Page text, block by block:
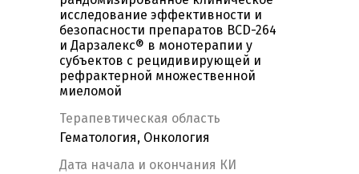
исследование эффективности и
безопасности препаратов BCD-264
и Дарзалекс® в монотерапии у
субъектов с рецидивирующей и
рефрактерной множественной
миеломой
Терапевтическая область
Гематология, Онкология
Дата начала и окончания КИ